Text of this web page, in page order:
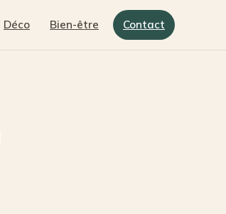
Déco Bien-être Contact